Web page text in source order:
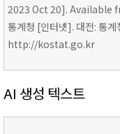
2023 Oct 20].
통계청 [인터넷]. 대전: 통
http://kostat.go.kr
AI 생성 텍스트